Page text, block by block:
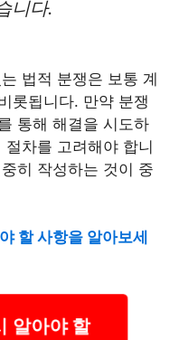
니다.
법적 분쟁은 보통 계
롯됩니다. 만약 분쟁
통해 해결을 시도하
차를 고려해야 합니
히 작성하는 것이 중
할 사항을 알아보세
알아야 할